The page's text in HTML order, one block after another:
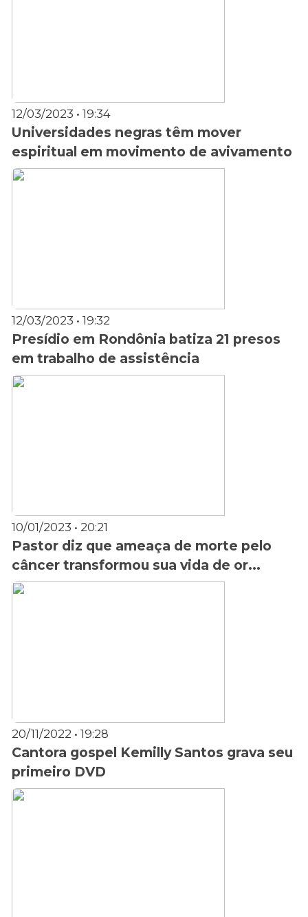
12/03/2023 • 19:34
Universidades negras têm mover
espiritual em movimento de avivamento
12/03/2023 • 19:32
Presídio em Rondônia batiza 21 presos
em trabalho de assistência
10/01/2023 • 20:21
Pastor diz que ameaça de morte pelo
câncer transformou sua vida de or...
20/11/2022 • 19:28
Cantora gospel Kemilly Santos grava seu
primeiro DVD